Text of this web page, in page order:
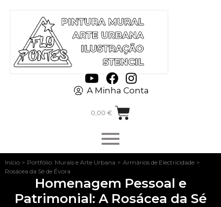
A Minha Conta
0,00 €
Início > Portfólio: Murais e Arte Urbana > Armários de Electricidade >
Rosácea da Sé de Évora
Homenagem Pessoal e
Patrimonial: A Rosácea da Sé